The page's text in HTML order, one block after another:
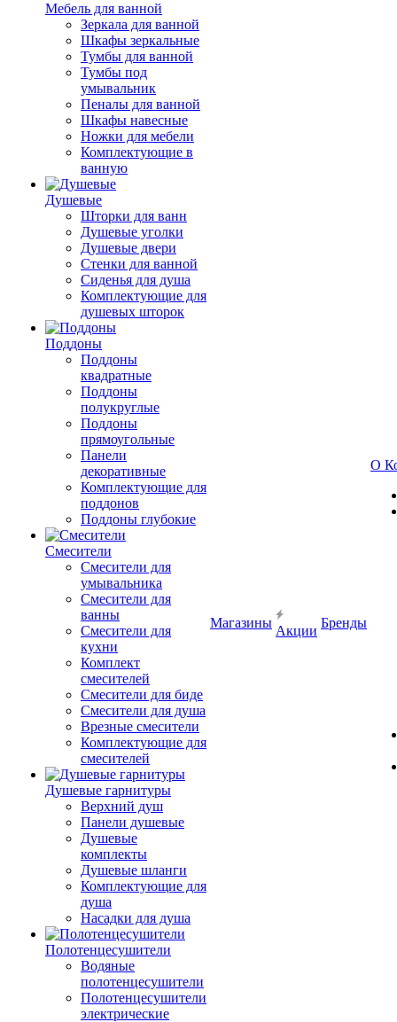
Мебель для ванной
Зеркала для ванной
Шкафы зеркальные
Тумбы для ванной
Тумбы под
умывальник
Пеналы для ванной
Шкафы навесные
Ножки для мебели
Комплектующие в
ванную
Душевые
Шторки для ванн
Душевые уголки
Душевые двери
Стенки для ванной
Сиденья для душа
Комплектующие для
душевых шторок
Поддоны
Поддоны
квадратные
Поддоны
полукруглые
Поддоны
прямоугольные
Панели
декоративные
Комплектующие для
поддонов
Поддоны глубокие
Смесители
Смесители для
умывальника
Смесители для
ванны
Смесители для
кухни
Комплект
смесителей
Смесители для биде
Смесители для душа
Врезные смесители
Комплектующие для
смесителей
Душевые гарнитуры
Верхний душ
Панели душевые
Душевые
комплекты
Душевые шланги
Комплектующие для
душа
Насадки для душа
Полотенцесушители
Водяные
полотенцесушители
Полотенцесушители
электрические
Магазины
Акции
Бренды
О